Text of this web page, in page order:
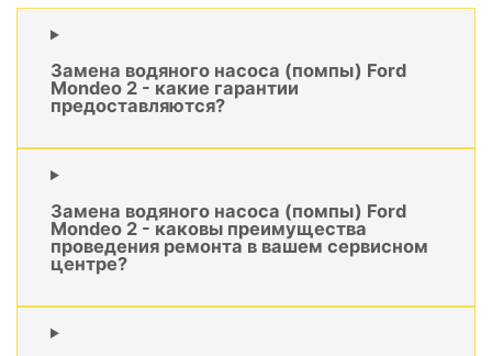
Замена водяного насоса (помпы) Ford
Mondeo 2 - какие гарантии
предоставляются?
Замена водяного насоса (помпы) Ford
Mondeo 2 - каковы преимущества
проведения ремонта в вашем сервисном
центре?